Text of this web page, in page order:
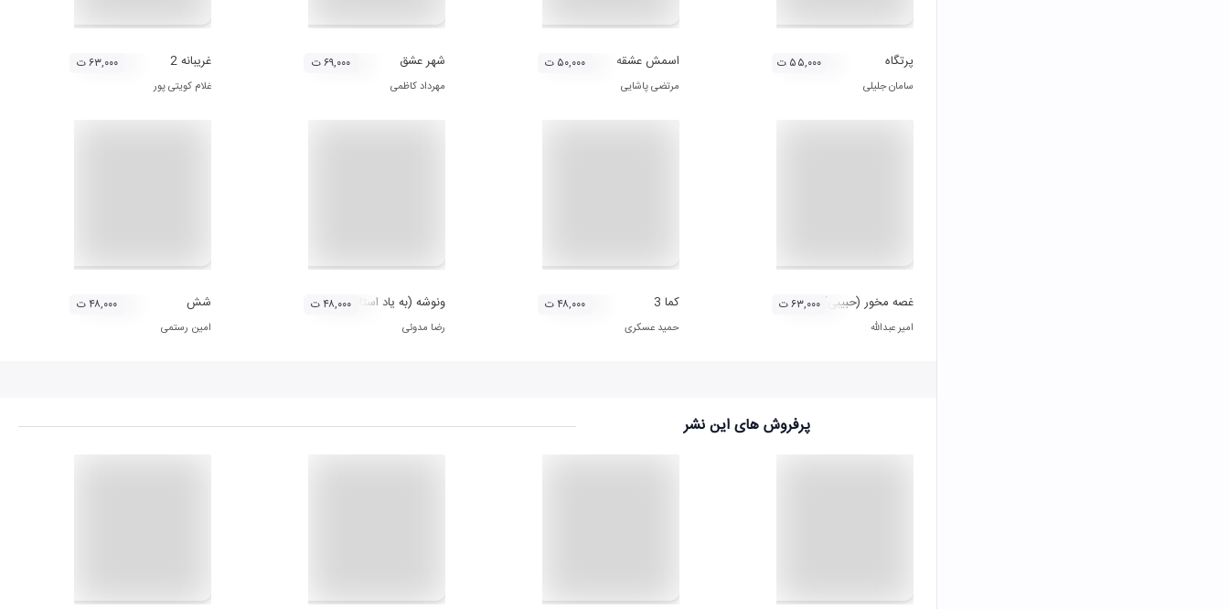
پرتگاه
سامان جلیلی
۵۵,۰۰۰ ت اسمش عشقه
مرتضی پاشایی
۵۰,۰۰۰ ت شهر عشق
مهرداد کاظمی
۶۹,۰۰۰ ت غریبانه 2
غلام کویتی پور
۶۳,۰۰۰ ت
غصه مخور (حبیبی)
امیر عبدالله
۶۳,۰۰۰ ت کما 3
حمید عسکری
۴۸,۰۰۰ ت ونوشه (به یاد استاد محمد دنیوی)
رضا مدوئی
۴۸,۰۰۰ ت شش
امین رستمی
۴۸,۰۰۰ ت
پرفروش های این نشر